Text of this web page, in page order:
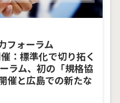
フォーラム
：標準化で切り拓く
ラム、初の「規格協
催と広島での新たな